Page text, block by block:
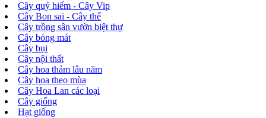
Cây quý hiếm - Cây Vip
Cây Bon sai - Cây thế
Cây trồng sân vườn biệt thự
Cây bóng mát
Cây bụi
Cây nội thất
Cây hoa thảm lâu năm
Cây hoa theo mùa
Cây Hoa Lan các loại
Cây giống
Hạt giống